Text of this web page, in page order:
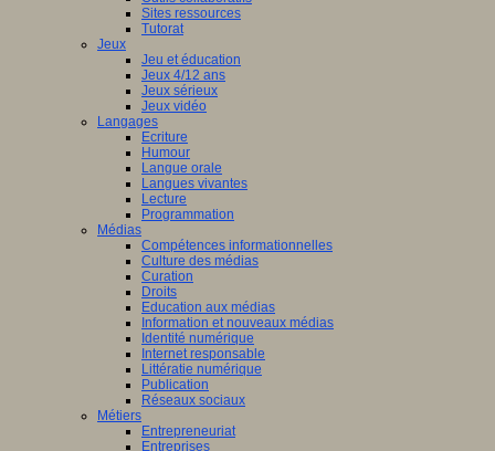
Sites ressources
Tutorat
Jeux
Jeu et éducation
Jeux 4/12 ans
Jeux sérieux
Jeux vidéo
Langages
Ecriture
Humour
Langue orale
Langues vivantes
Lecture
Programmation
Médias
Compétences informationnelles
Culture des médias
Curation
Droits
Education aux médias
Information et nouveaux médias
Identité numérique
Internet responsable
Littératie numérique
Publication
Réseaux sociaux
Métiers
Entrepreneuriat
Entreprises